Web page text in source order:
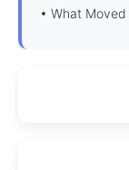
• What